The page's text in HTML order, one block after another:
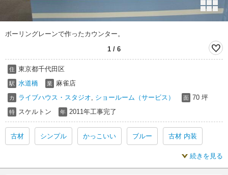
ボーリングレーンで作ったカウンター。
1 / 6
住 東京都千代田区
駅 水道橋 業 麻雀店
カ ライブハウス・スタジオ ショールーム（サービス） 面 70 坪
特 スケルトン 年 2011年工事完了
古材 シンプル かっこいい ブルー 古材 内装
続きを見る